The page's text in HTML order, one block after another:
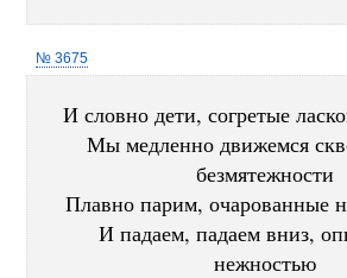
№ 3675
И словно дети, согретые
Мы медленно движемся
безмятежности
Плавно парим, очарованные
И падаем, падаем вниз,
нежностью